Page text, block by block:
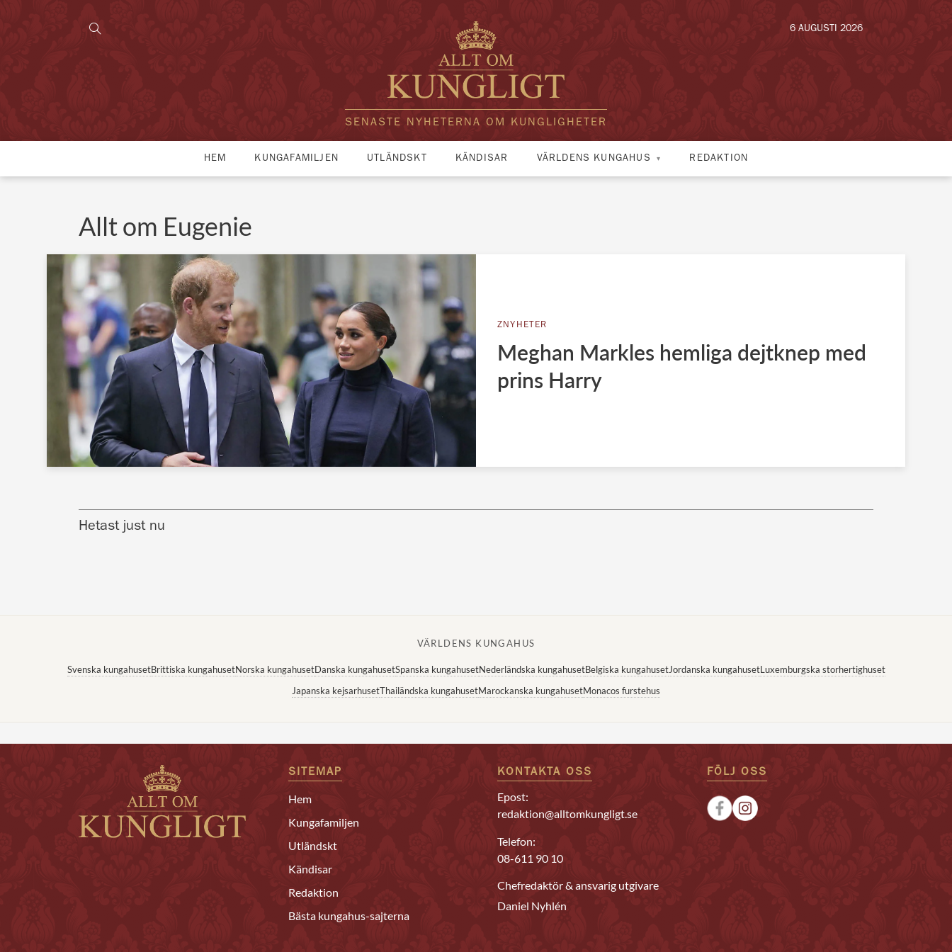
SENASTE NYHETERNA OM KUNGLIGHETER
6 AUGUSTI 2026
HEM KUNGAFAMILJEN UTLÄNDSKT KÄNDISAR VÄRLDENS KUNGAHUS REDAKTION
Allt om Eugenie
ZNYHETER
Meghan Markles hemliga dejtknep med
prins Harry
Hetast just nu
VÄRLDENS KUNGAHUS
Svenska kungahusetBrittiska kungahusetNorska kungahusetDanska kungahusetSpanska kungahusetNederländska kungahusetBelgiska kungahusetJordanska kungahusetLuxemburgska storhertighuset
Japanska kejsarhusetThailändska kungahusetMarockanska kungahusetMonacos furstehus
SITEMAP
Hem
Kungafamiljen
Utländskt
Kändisar
Redaktion
Bästa kungahus-sajterna
KONTAKTA OSS
Epost:
redaktion@alltomkungligt.se
Telefon:
08-611 90 10
Chefredaktör & ansvarig utgivare
Daniel Nyhlén
FÖLJ OSS